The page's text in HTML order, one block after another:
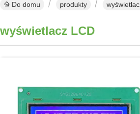
Do domu produkty
wyświetlacz LCD